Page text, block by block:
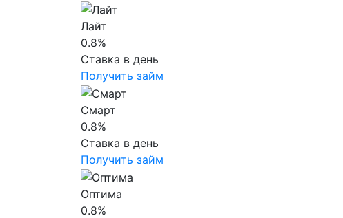
Лайт
0.8%
Ставка в день
Получить займ
Смарт
0.8%
Ставка в день
Получить займ
Оптима
0.8%